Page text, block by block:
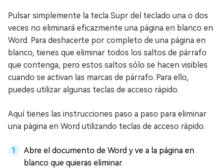
Pulsar simplemente la tecla Supr del teclado una o dos
veces no eliminará eficazmente una página en blanco en
Word. Para deshacerte por completo de una página en
blanco, tienes que eliminar todos los saltos de párrafo
que contenga, pero estos saltos sólo se hacen visibles
cuando se activan las marcas de párrafo. Para ello,
puedes utilizar algunas teclas de acceso rápido.
Aquí tienes las instrucciones paso a paso para eliminar
una página en Word utilizando teclas de acceso rápido.
Abre el documento de Word y ve a la página en
blanco que quieras eliminar.